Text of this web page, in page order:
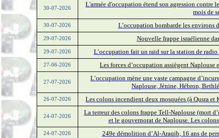
30-07-2026
L'armée d'occupation étend son agression contre
mois de
30-07-2026 L’occupation bombarde les environs
29-07-2026 Nouvelle frappe israélienne
29-07-2026 L’occupation fait un raid sur la station de
27-06-2026 Les forces d’occupation assiègent
27-07-2026
L’occupation mène une vaste campagne
Naplouse, Jénine, Hébron,
26-07-2026 Les colons incendient deux mosquées (à Qusra
24-07-2026
La terreur des colons frappe Tell-Naplouse (mort
et le gouvernorat de Naplouse. Les
24-07-2026 249e démolition d’Al-Araqib, 16 ans de